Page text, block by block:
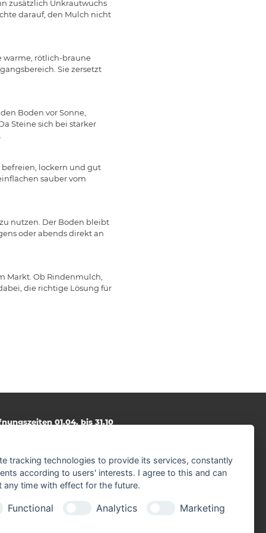
zusätzlich Unkrautwuchs
darauf, den Mulch nicht
warme, rötlich-braune
Sie zersetzt
Boden vor Sonne,
Steine sich bei starker
lockern und gut
sauber vom
nutzen. Der Boden bleibt
oder abends direkt an
Markt. Ob Rindenmulch,
die richtige Lösung für
01.04. bis 31.10
- 12.00 Uhr
01.11. bis 31.03.
- 17.00 Uhr
tracking technologies to provide its services, constantly
according to users' interests. I agree to this and can
time with effect for the future.
Functional Analytics Marketing